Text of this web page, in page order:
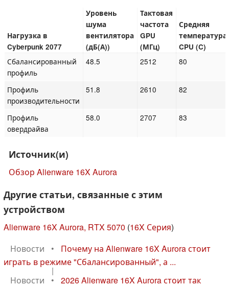
Нагрузка в
Cyberpunk 2077
Уровень
шума
вентилятора
(дБ(А))
Тактовая
частота
GPU
(МГц)
Средняя
температура
CPU (C)
Сбалансированный
профиль
48.5 2512 80
Профиль
производительности
51.8 2610 82
Профиль
овердрайва
58.0 2707 83
Источник(и)
Обзор Alienware 16X Aurora
Другие статьи, связанные с этим
устройством
Alienware 16X Aurora, RTX 5070 (16X Серия)
Новости
•
Почему на Alienware 16X Aurora стоит
играть в режиме "Сбалансированный", а ...
|
Новости
•
2026 Alienware 16X Aurora стоит так